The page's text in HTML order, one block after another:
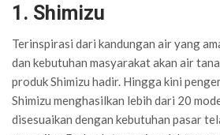
1. Shimizu
Terinspirasi dari kandungan air yang
dan kebutuhan masyarakat akan air
produk Shimizu hadir. Hingga kini
Shimizu menghasilkan lebih dari 20
disesuaikan dengan kebutuhan pasar